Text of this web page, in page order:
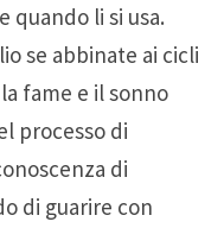
quando li si usa.
se abbinate ai cicli
fame e il sonno
processo di
di
di guarire con